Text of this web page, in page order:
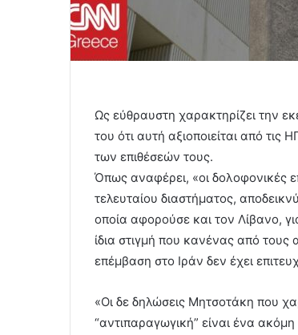
Ως εύθραυστη χαρακτηρίζει την
του ότι αυτή αξιοποιείται από
των επιθέσεών τους.
Όπως αναφέρει, «οι δολοφονικές
τελευταίου διαστήματος,
οποία αφορούσε και τον Λίβανο,
ίδια στιγμή που κανένας από τους
επέμβαση στο Ιράν δεν έχει
«Οι δε δηλώσεις Μητσοτάκη που
“αντιπαραγωγική” είναι ένα